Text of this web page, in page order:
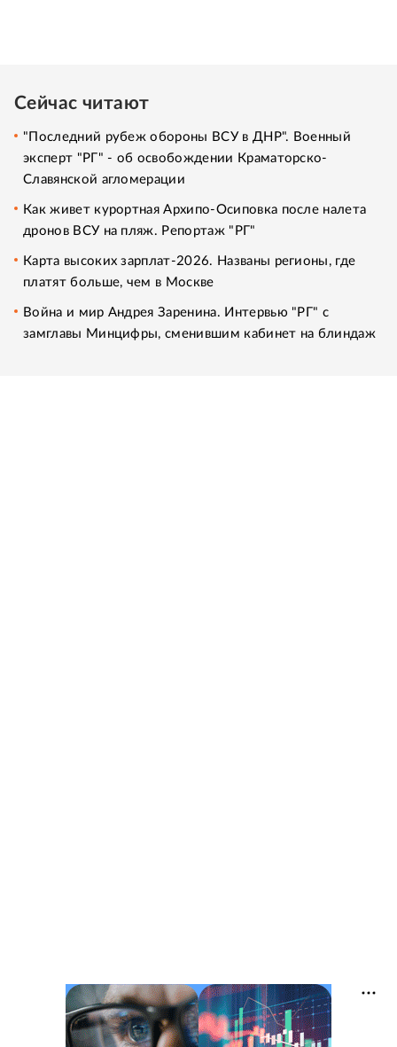
Сейчас читают
"Последний рубеж обороны ВСУ в ДНР". Военный
эксперт "РГ" - об освобождении Краматорско-
Славянской агломерации
Как живет курортная Архипо-Осиповка после налета
дронов ВСУ на пляж. Репортаж "РГ"
Карта высоких зарплат-2026. Названы регионы, где
платят больше, чем в Москве
Война и мир Андрея Заренина. Интервью "РГ" с
замглавы Минцифры, сменившим кабинет на блиндаж